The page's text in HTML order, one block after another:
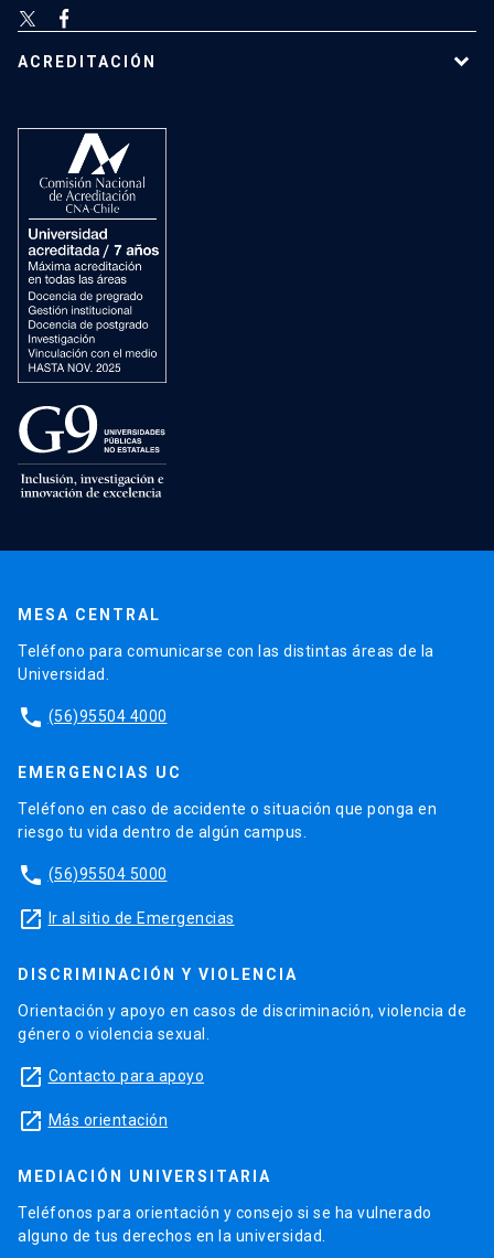
ACREDITACIÓN
MESA CENTRAL
Teléfono para comunicarse con las distintas áreas de la
Universidad.
phone (56)95504 4000
EMERGENCIAS UC
Teléfono en caso de accidente o situación que ponga en
riesgo tu vida dentro de algún campus.
phone (56)95504 5000
launch Ir al sitio de Emergencias
DISCRIMINACIÓN Y VIOLENCIA
Orientación y apoyo en casos de discriminación, violencia de
género o violencia sexual.
launch Contacto para apoyo
launch Más orientación
MEDIACIÓN UNIVERSITARIA
Teléfonos para orientación y consejo si se ha vulnerado
alguno de tus derechos en la universidad.